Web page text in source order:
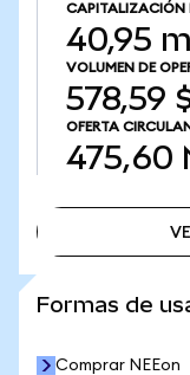
CAPITALIZACIÓN
40,95
VOLUMEN DE
578,59
OFERTA
475,60
Formas de
Comprar NEEon